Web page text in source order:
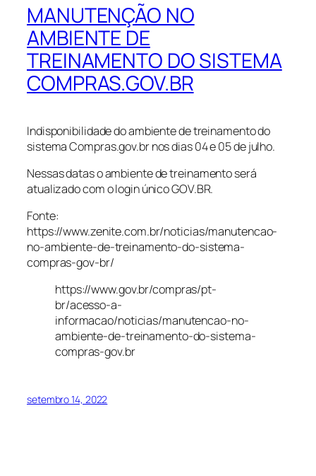
MANUTENÇÃO NO
AMBIENTE DE
TREINAMENTO DO SISTEMA
COMPRAS.GOV.BR
Indisponibilidade do ambiente de treinamento do
sistema Compras.gov.br nos dias 04 e 05 de julho.
Nessas datas o ambiente de treinamento será
atualizado com o login único GOV.BR.
Fonte:
https://www.zenite.com.br/noticias/manutencao-
no-ambiente-de-treinamento-do-sistema-
compras-gov-br/
https://www.gov.br/compras/pt-
br/acesso-a-
informacao/noticias/manutencao-no-
ambiente-de-treinamento-do-sistema-
compras-gov.br
setembro 14, 2022